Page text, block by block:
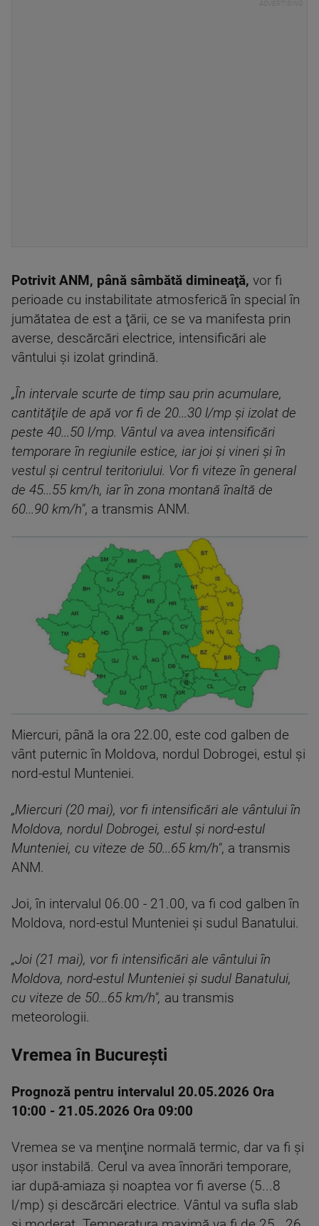
Potrivit ANM, până sâmbătă dimineaţă, vor fi
perioade cu instabilitate atmosferică în special în
jumătatea de est a ţării, ce se va manifesta prin
averse, descărcări electrice, intensificări ale
vântului şi izolat grindină.
„În intervale scurte de timp sau prin acumulare,
cantităţile de apă vor fi de 20...30 l/mp şi izolat de
peste 40...50 l/mp. Vântul va avea intensificări
temporare în regiunile estice, iar joi şi vineri şi în
vestul şi centrul teritoriului. Vor fi viteze în general
de 45...55 km/h, iar în zona montană înaltă de
60...90 km/h", a transmis ANM.
Miercuri, până la ora 22.00, este cod galben de
vânt puternic în Moldova, nordul Dobrogei, estul şi
nord-estul Munteniei.
„Miercuri (20 mai), vor fi intensificări ale vântului în
Moldova, nordul Dobrogei, estul şi nord-estul
Munteniei, cu viteze de 50...65 km/h", a transmis
ANM.
Joi, în intervalul 06.00 - 21.00, va fi cod galben în
Moldova, nord-estul Munteniei şi sudul Banatului.
„Joi (21 mai), vor fi intensificări ale vântului în
Moldova, nord-estul Munteniei şi sudul Banatului,
cu viteze de 50...65 km/h", au transmis
meteorologii.
Vremea în Bucureşti
Prognoză pentru intervalul 20.05.2026 Ora
10:00 - 21.05.2026 Ora 09:00
Vremea se va menţine normală termic, dar va fi şi
uşor instabilă. Cerul va avea înnorări temporare,
iar după-amiaza şi noaptea vor fi averse (5...8
l/mp) şi descărcări electrice. Vântul va sufla slab